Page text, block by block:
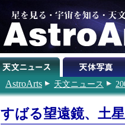
AstroArts 天文ニュース
すばる望遠鏡、土